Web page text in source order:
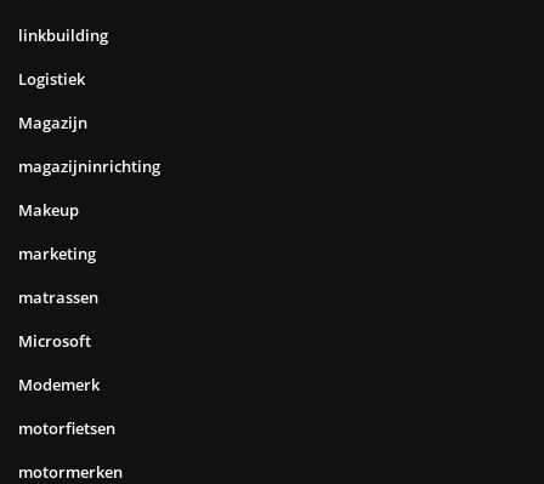
linkbuilding
Logistiek
Magazijn
magazijninrichting
Makeup
marketing
matrassen
Microsoft
Modemerk
motorfietsen
motormerken